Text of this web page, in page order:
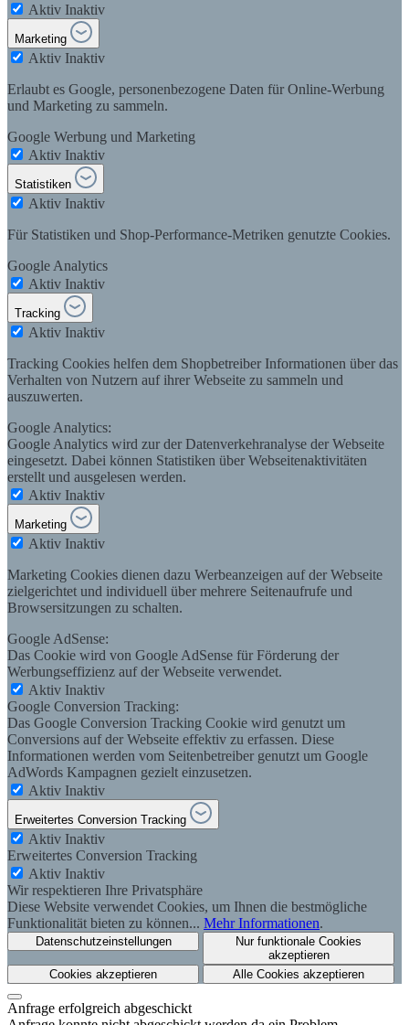
Aktiv Inaktiv
Marketing
Aktiv Inaktiv
Erlaubt es Google, personenbezogene Daten für Online-Werbung
und Marketing zu sammeln.
Google Werbung und Marketing
Aktiv Inaktiv
Statistiken
Aktiv Inaktiv
Für Statistiken und Shop-Performance-Metriken genutzte Cookies.
Google Analytics
Aktiv Inaktiv
Tracking
Aktiv Inaktiv
Tracking Cookies helfen dem Shopbetreiber Informationen über das
Verhalten von Nutzern auf ihrer Webseite zu sammeln und
auszuwerten.
Google Analytics:
Google Analytics wird zur der Datenverkehranalyse der Webseite
eingesetzt. Dabei können Statistiken über Webseitenaktivitäten
erstellt und ausgelesen werden.
Aktiv Inaktiv
Marketing
Aktiv Inaktiv
Marketing Cookies dienen dazu Werbeanzeigen auf der Webseite
zielgerichtet und individuell über mehrere Seitenaufrufe und
Browsersitzungen zu schalten.
Google AdSense:
Das Cookie wird von Google AdSense für Förderung der
Werbungseffizienz auf der Webseite verwendet.
Aktiv Inaktiv
Google Conversion Tracking:
Das Google Conversion Tracking Cookie wird genutzt um
Conversions auf der Webseite effektiv zu erfassen. Diese
Informationen werden vom Seitenbetreiber genutzt um Google
AdWords Kampagnen gezielt einzusetzen.
Aktiv Inaktiv
Erweitertes Conversion Tracking
Aktiv Inaktiv
Erweitertes Conversion Tracking
Aktiv Inaktiv
Wir respektieren Ihre Privatsphäre
Diese Website verwendet Cookies, um Ihnen die bestmögliche
Funktionalität bieten zu können... Mehr Informationen.
Datenschutzeinstellungen
Nur funktionale Cookies
akzeptieren
Cookies akzeptieren
Alle Cookies akzeptieren
Anfrage erfolgreich abgeschickt